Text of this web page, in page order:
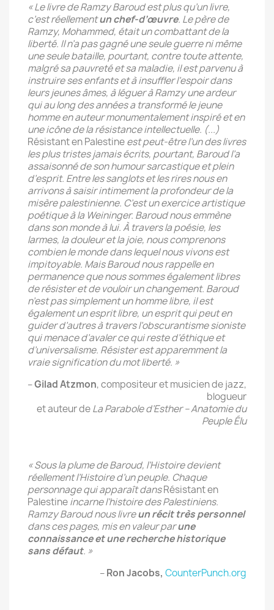
« Le livre de Ramzy Baroud est plus qu’un livre,
c’est réellementun chef-d’œuvre. Le père de
Ramzy, Mohammed, était un combattant de la
liberté. Il n’a pas gagné une seule guerre ni même
une seule bataille, pourtant, contre toute attente,
malgré sa pauvreté et sa maladie, il est parvenu à
instruire ses enfants et à insuffler l’espoir dans
leurs jeunes âmes, à léguer à Ramzy une ardeur
qui au long des années a transformé le jeune
homme en auteur monumentalement inspiré et en
une icône de la résistance intellectuelle. (...)
Résistant en Palestineest peut-être l’un des livres
les plus tristes jamais écrits, pourtant, Baroud l’a
assaisonné de son humour sarcastique et plein
d’esprit. Entre les sanglots et les rires nous en
arrivons à saisir intimement la profondeur de la
misère palestinienne. C’est un exercice artistique
poétique à la Weininger. Baroud nous emmène
dans son monde à lui. À travers la poésie, les
larmes, la douleur et la joie, nous comprenons
combien le monde dans lequel nous vivons est
impitoyable. Mais Baroud nous rappelle en
permanence que nous sommes également libres
de résister et de vouloir un changement. Baroud
n’est pas simplement un homme libre, il est
également un esprit libre, un esprit qui peut en
guider d’autres à travers l’obscurantisme sioniste
qui menace d’avaler ce qui reste d’éthique et
d’universalisme. Résister est apparemment la
vraie signification du mot liberté. »
–Gilad Atzmon, compositeur et musicien de jazz,
blogueur
et auteur deLa Parabole d’Esther – Anatomie du
Peuple Élu
« Sous la plume de Baroud, l’Histoire devient
réellement l’Histoire d’un peuple. Chaque
personnage qui apparaît dansRésistant en
Palestineincarne l’histoire des Palestiniens.
Ramzy Baroud nous livreun récit très personnel
dans ces pages, mis en valeur parune
connaissance et une recherche historique
sans défaut. »
–Ron Jacobs, CounterPunch.org